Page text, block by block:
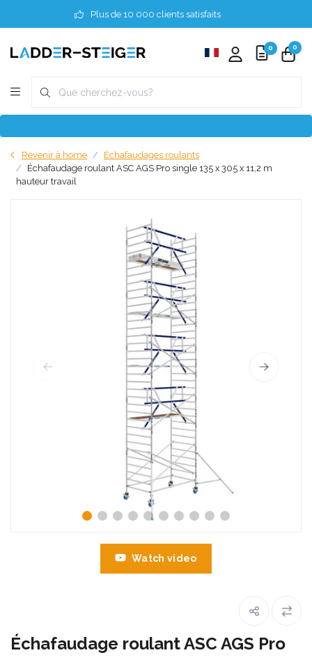
Plus de 10 000 clients satisfaits
0 0
Revenir à home
Échafaudages roulants
Échafaudage roulant ASC AGS Pro single 135 x 305 x 11,2 m
hauteur travail
Watch video
Échafaudage roulant ASC AGS Pro